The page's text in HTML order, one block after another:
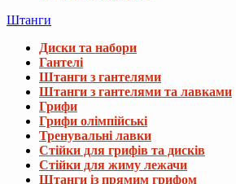
Штанги
Диски та набори
Гантелі
Штанги з гантелями
Штанги з гантелями та лавками
Грифи
Грифи олімпійські
Тренувальні лавки
Стійки для грифів та дисків
Стійки для жиму лежачи
Штанги із прямим грифом